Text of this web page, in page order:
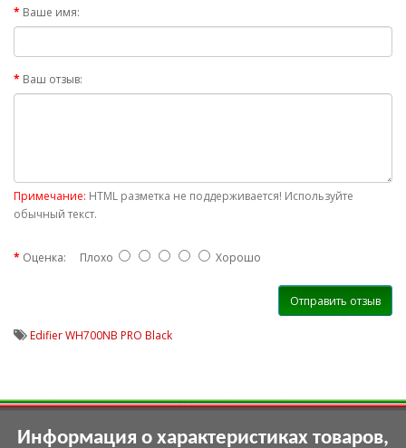
Ваше имя:
Ваш отзыв:
Примечание: HTML разметка не поддерживается! Используйте
обычный текст.
Оценка: Плохо Хорошо
Отправить отзыв
Edifier WH700NB PRO Black
Информация о характеристиках товаров,